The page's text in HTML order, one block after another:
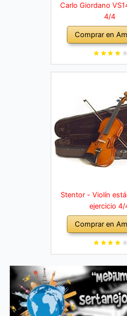
Carlo Giordano
4/4
Comprar en
Stentor - Violín
ejercicio 4/
Comprar en